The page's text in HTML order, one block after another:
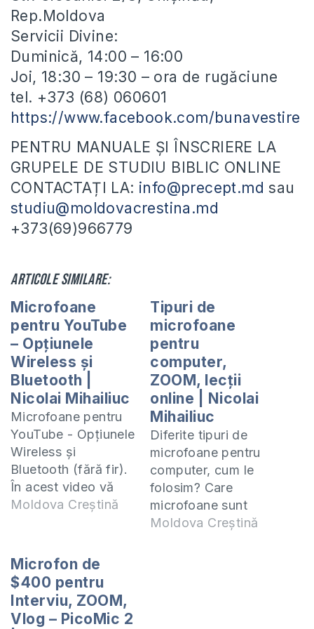
Rep.Moldova
Servicii Divine:
Duminică, 14:00 – 16:00
Joi, 18:30 – 19:30 – ora de rugăciune
tel. +373 (68) 060601
https://www.facebook.com/bunavestire
PENTRU MANUALE ȘI ÎNSCRIERE LA
GRUPELE DE STUDIU BIBLIC ONLINE
CONTACTAȚI LA: info@precept.md sau
studiu@moldovacrestina.md
+373(69)966779
Articole similare:
Microfoane
pentru YouTube
– Opțiunele
Wireless și
Bluetooth |
Nicolai Mihailiuc
Microfoane pentru
YouTube - Opțiunele
Wireless și
Bluetooth (fără fir).
În acest video vă
prezint ce opțiuni
cînd vreți să vă
achiziționați un
microfon fără fir
pentru al folosi la
Moldova Creștină
Tipuri de
microfoane
pentru
computer,
ZOOM, lecții
online | Nicolai
Mihailiuc
Diferite tipuri de
microfoane pentru
computer, cum le
folosim? Care
microfoane sunt
cele mai bune să le
Moldova Creștină
Microfon de
$400 pentru
Interviu, ZOOM,
Vlog – PicoMic 2